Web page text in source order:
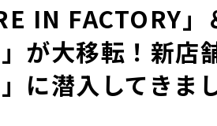
IN FACTORY
が大移転！新店
に潜入してきま